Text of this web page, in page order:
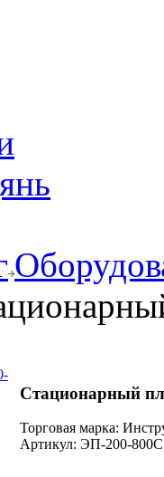
Стационарный
Торговая марка:
Артикул: ЭП-200-800С